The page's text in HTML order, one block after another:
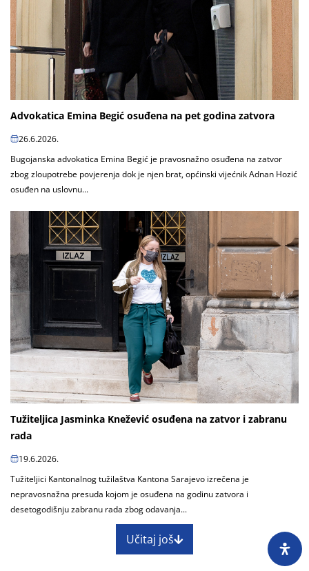
Advokatica Emina Begić osuđena na pet godina zatvora
26.6.2026.
Bugojanska advokatica Emina Begić je pravosnažno osuđena na zatvor
zbog zloupotrebe povjerenja dok je njen brat, općinski vijećnik Adnan Hozić
osuđen na uslovnu...
Tužiteljica Jasminka Knežević osuđena na zatvor i zabranu
rada
19.6.2026.
Tužiteljici Kantonalnog tužilaštva Kantona Sarajevo izrečena je
nepravosnažna presuda kojom je osuđena na godinu zatvora i
desetogodišnju zabranu rada zbog odavanja...
Učitaj još